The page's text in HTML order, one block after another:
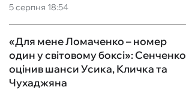
5 серпня 18:54
«Для мене Ломаченко – номер
один у світовому боксі»: Сенченко
оцінив шанси Усика, Кличка та
Чухаджяна